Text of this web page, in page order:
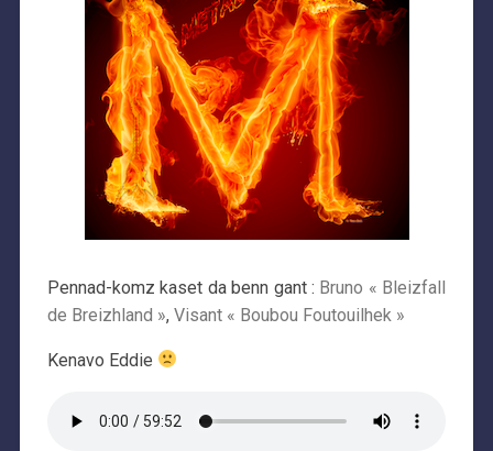
Pennad-komz kaset da benn gant : Bruno « Bleizfall
de Breizhland », Visant « Boubou Foutouilhek »
Kenavo Eddie